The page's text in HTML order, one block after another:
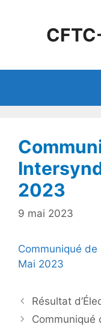
2023
9 mai 2023
Communiqué
Mai 2023
Résultat
Communiqué